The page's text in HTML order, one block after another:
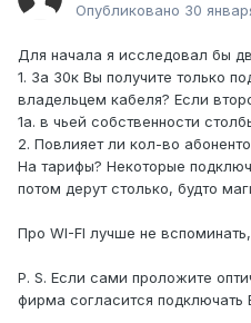
Опубликовано 30
Для начала я исследовал бы
1. За 30к Вы получите только
владельцем кабеля? Если
1а. в чьей собственности
2. Повлияет ли кол-во
На тарифы? Некоторые
потом дерут столько, будто
Про WI-FI лучше не
P. S. Если сами проложите
фирма согласится подключать